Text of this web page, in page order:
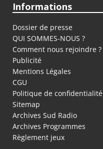
Informations
Dossier de presse
QUI SOMMES-NOUS ?
Comment nous rejoindre ?
Publicité
Mentions Légales
CGU
Politique de confidentialité
Sitemap
Archives Sud Radio
Archives Programmes
Règlement jeux